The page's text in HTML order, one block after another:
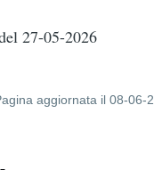
27-05-2026
aggiornata il 08-06-